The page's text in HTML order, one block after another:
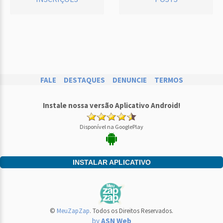
FALE DESTAQUES DENUNCIE TERMOS
Instale nossa versão Aplicativo Android!
Disponível na GooglePlay
INSTALAR APLICATIVO
© MeuZapZap. Todos os Direitos Reservados.
byASN Web